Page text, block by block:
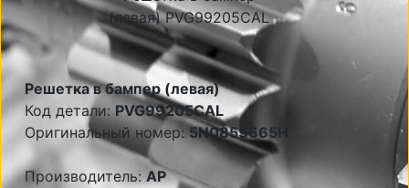
Решетка в бампер (левая)
Код детали: PVG99205CAL
Оригинальный номер:5N0853665H
Производитель:AP